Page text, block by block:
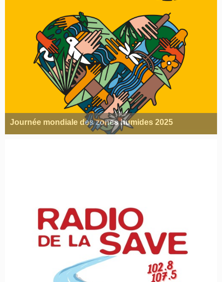
Journée mondiale des zones humides 2025